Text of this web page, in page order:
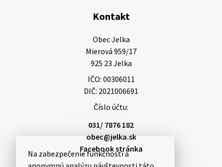
Na zabezpečenie funkčnosti a
Smútočný oznam: 05.08.2026 1/ Vážení obyvatelia!S
hlbokým zármutkom Vám oznamujeme, že vo veku
73 rokov nás opustila Irena Tanková, rodená
Tanková. Pohreb zosnulej bude dňa 6.08.20…
5. augusta 2026 12:59
Miestne oznamy: 03.08.2026
Kontakt
Obec Jelka
Mierová 959/17
925 23 Jelka
IČO: 00306011
DIČ: 2021006691
Číslo účtu:
031/ 7876 182
obec@jelka.sk
Facebook stránka